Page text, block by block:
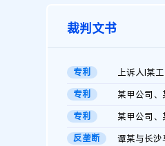
裁判文书
专利
专利
专利
反垄断